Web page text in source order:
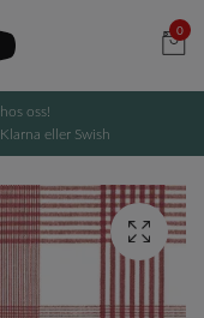
0
oss!
eller Swish